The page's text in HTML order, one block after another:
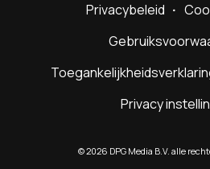
Privacybeleid
Privacy
©2026 DPG Media B.V. alle